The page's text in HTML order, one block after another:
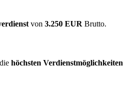
von 3.250 EUR Brutto.
höchsten Verdienstmöglichkeiten